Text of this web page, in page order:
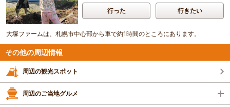
行った 行きたい
大塚ファームは、札幌市中心部から車で約1時間のところにあります。
その他の周辺情報
周辺の観光スポット
周辺のご当地グルメ